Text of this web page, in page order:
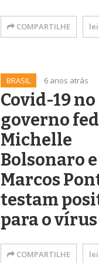
COMPARTILHE
BRASIL 6 anos atrás
Covid-19 no
governo
Michelle
Bolsonaro e
Marcos
testam
para o vírus
COMPARTILHE